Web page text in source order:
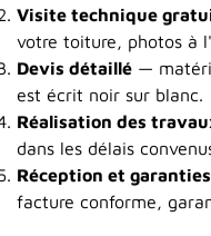
Visite technique
votre toiture, photos à
Devis détaillé —
est écrit noir sur blanc.
Réalisation des
dans les délais
Réception et garanties
facture conforme,